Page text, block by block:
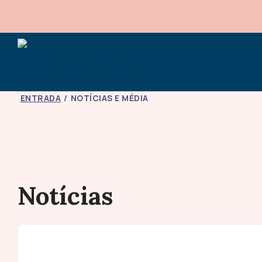
ENTRADA NOTÍCIAS E MÉDIA
Notícias